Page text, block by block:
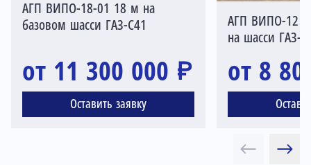
АГП ВИПО-18-01 18 м на
базовом шасси ГАЗ-С41
от 11 300 000 ₽
Оставить заявку
АГП ВИПО-12
на шасси ГАЗ-
от 8